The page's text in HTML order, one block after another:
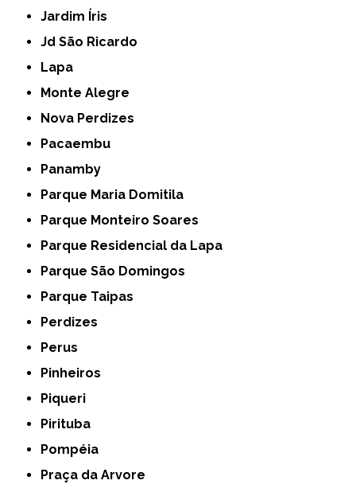
Jardim Íris
Jd São Ricardo
Lapa
Monte Alegre
Nova Perdizes
Pacaembu
Panamby
Parque Maria Domitila
Parque Monteiro Soares
Parque Residencial da Lapa
Parque São Domingos
Parque Taipas
Perdizes
Perus
Pinheiros
Piqueri
Pirituba
Pompéia
Praça da Arvore